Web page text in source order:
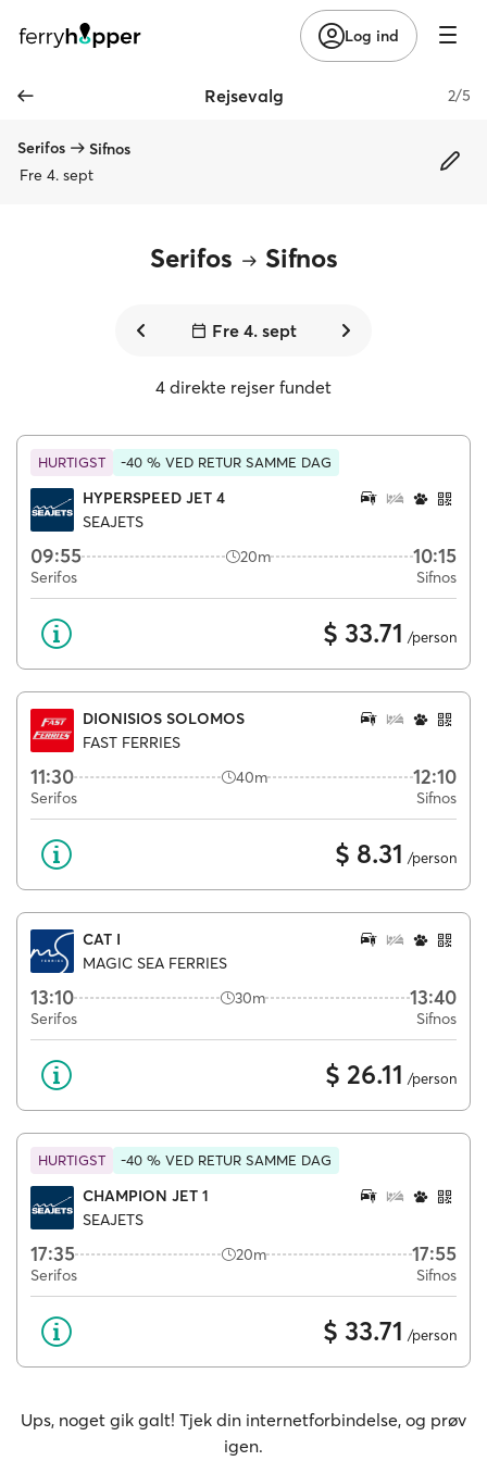
Log ind
Rejsevalg 2/5
Serifos
Sifnos
Fre 4. sept
Serifos Sifnos
Fre 4. sept
4 direkte rejser fundet
HURTIGST -40 % VED RETUR SAMME DAG
HYPERSPEED JET 4
SEAJETS
09:55 20m 10:15
Serifos Sifnos
$ 33.71 /person
DIONISIOS SOLOMOS
FAST FERRIES
11:30 40m 12:10
Serifos Sifnos
$ 8.31 /person
CAT I
MAGIC SEA FERRIES
13:10 30m 13:40
Serifos Sifnos
$ 26.11 /person
HURTIGST -40 % VED RETUR SAMME DAG
CHAMPION JET 1
SEAJETS
17:35 20m 17:55
Serifos Sifnos
$ 33.71 /person
Ups, noget gik galt! Tjek din internetforbindelse, og prøv
igen.